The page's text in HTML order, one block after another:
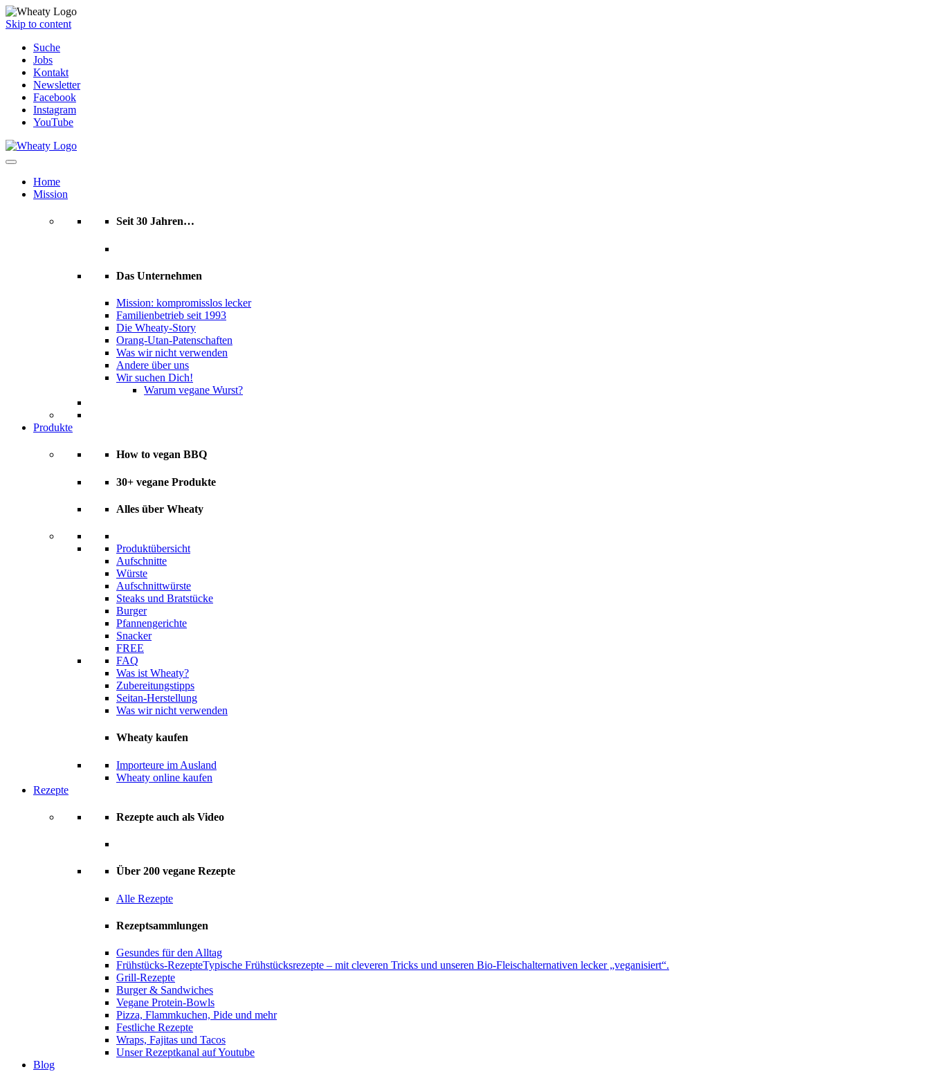
Skip to content
Suche
Jobs
Kontakt
Newsletter
Facebook
Instagram
YouTube
Home
Mission
Seit 30 Jahren…
Das Unternehmen
Mission: kompromisslos lecker
Familienbetrieb seit 1993
Die Wheaty-Story
Orang-Utan-Patenschaften
Was wir nicht verwenden
Andere über uns
Wir suchen Dich!
Warum vegane Wurst?
Produkte
How to vegan BBQ
30+ vegane Produkte
Alles über Wheaty
Produktübersicht
Aufschnitte
Würste
Aufschnittwürste
Steaks und Bratstücke
Burger
Pfannengerichte
Snacker
FREE
FAQ
Was ist Wheaty?
Zubereitungstipps
Seitan-Herstellung
Was wir nicht verwenden
Wheaty kaufen
Importeure im Ausland
Wheaty online kaufen
Rezepte
Rezepte auch als Video
Über 200 vegane Rezepte
Alle Rezepte
Rezeptsammlungen
Gesundes für den Alltag
Frühstücks-RezepteTypische Frühstücksrezepte – mit cleveren Tricks und unseren Bio-Fleischalternativen lecker „veganisiert“.
Grill-Rezepte
Burger & Sandwiches
Vegane Protein-Bowls
Pizza, Flammkuchen, Pide und mehr
Festliche Rezepte
Wraps, Fajitas und Tacos
Unser Rezeptkanal auf Youtube
Blog